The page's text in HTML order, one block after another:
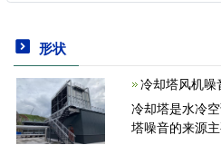
形状
冷却塔风机噪
冷却塔是水冷
塔噪音的来源